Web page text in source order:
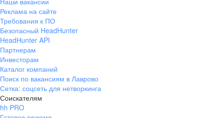
товарыи услуги
о дискаунтерах
и подход к работе
создаём все условия
отличные
млн посещений
число открытий detmir.ru в месяц
39
млн заказов согласно Data Insight
Каждый день мы наполняем полки в
1500
магазинах
150 +
Реклама на сайте
Требования к ПО
Безопасный HeadHunter
HeadHunter API
Партнерам
Инвесторам
Каталог компаний
Поиск по вакансиям в Лаврово
Сетка: соцсеть для нетворкинга
Соискателям
hh PRO